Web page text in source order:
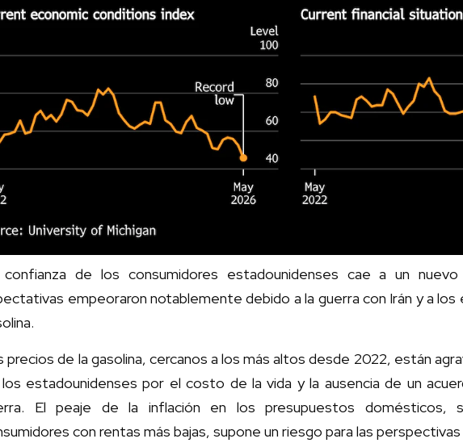
de los consumidores estadounidenses cae a un nuevo
empeoraron notablemente debido a la guerra con Irán y a los
precios de la gasolina, cercanos a los más altos desde 2022, están
estadounidenses por el costo de la vida y la ausencia de un
El peaje de la inflación en los presupuestos domésticos,
con rentas más bajas, supone un riesgo para las